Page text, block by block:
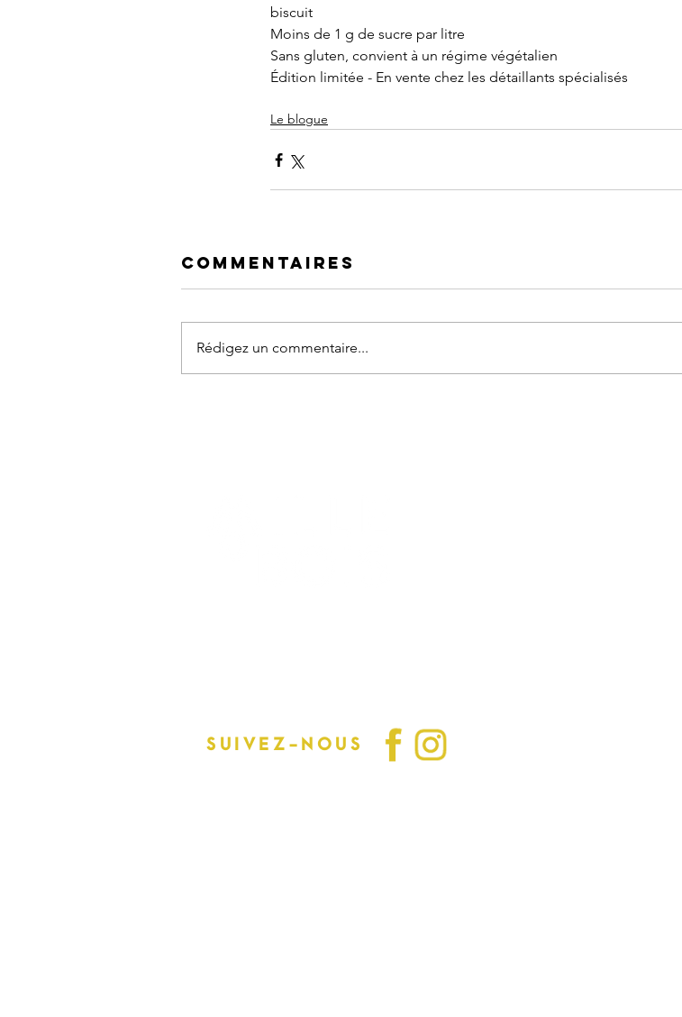
Mille pas - Cuvée 0004
biscuit
Moins de 1 g de sucre par litre
Sans gluten, convient à un régime végétalien
Édition limitée - En vente chez les détaillants spécialisés
Le blogue
Commentaires
Rédigez un commentaire...
SUIVEZ-NOUS